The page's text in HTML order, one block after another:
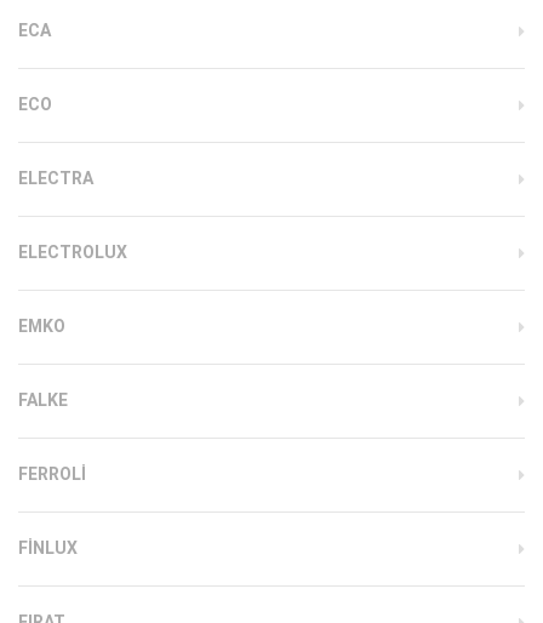
ECA
ECO
ELECTRA
ELECTROLUX
EMKO
FALKE
FERROLI
FINLUX